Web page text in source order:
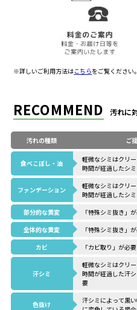
※詳しいご利用方法はこちらをご覧ください。
RECOMMEND 汚れに
汚れの種類 ご
食べこぼし・油
軽微なシミはクリ
時間が経過したシ
ファンデーション
軽微なシミはクリ
時間が経過したシ
部分的な黄変 「特殊シミ抜き」
全体的な黄変
「特殊シミ抜き」
カビ
「カビ取り」が必要
汗シミ
軽微なシミはクリ
時間が経過した汗
要
色抜け
汗シミによって黒